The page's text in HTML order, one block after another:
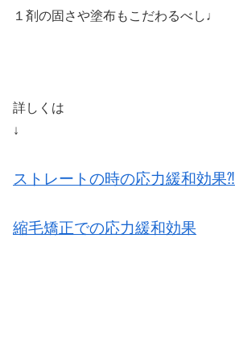
１剤の固さや塗布もこだわるべし♩
詳しくは
↓
ストレートの時の応力緩和効果⁈
縮毛矯正での応力緩和効果